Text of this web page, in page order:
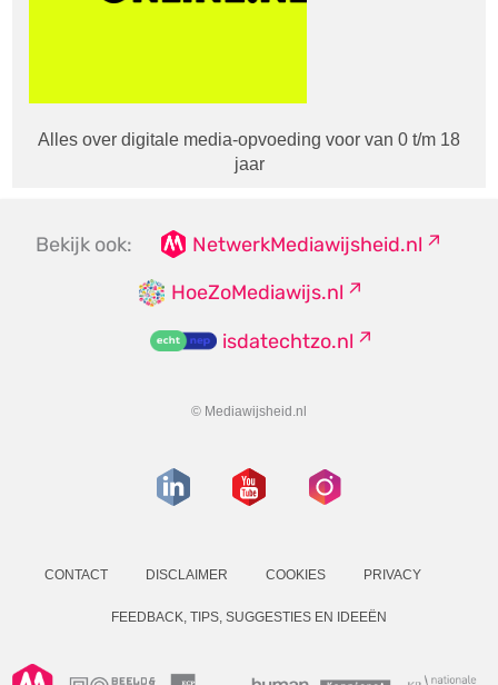
Alles over digitale media-opvoeding voor van 0 t/m 18
jaar
Bekijk ook:
NetwerkMediawijsheid.nl
HoeZoMediawijs.nl
isdatechtzo.nl
© Mediawijsheid.nl
CONTACT DISCLAIMER COOKIES PRIVACY
FEEDBACK, TIPS, SUGGESTIES EN IDEEËN